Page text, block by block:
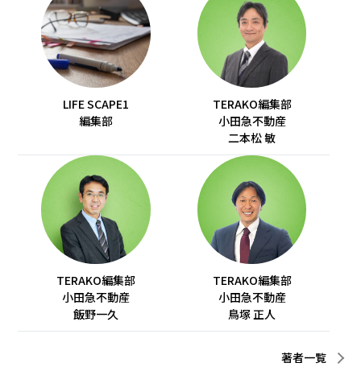
LIFE SCAPE1
編集部
TERAKO編集部
小田急不動産
二本松 敏
TERAKO編集部
小田急不動産
飯野一久
TERAKO編集部
小田急不動産
鳥塚 正人
著者一覧